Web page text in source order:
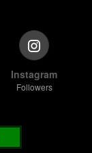
Instagram
Followers